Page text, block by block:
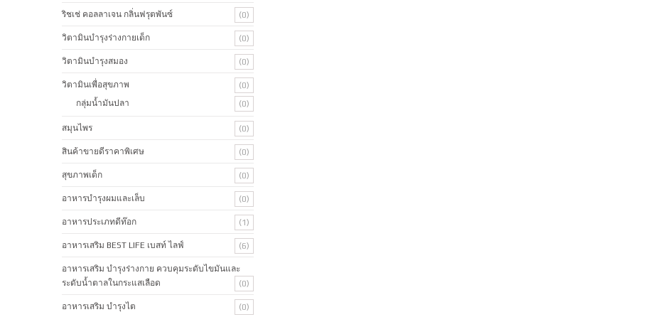
ริชเช่ คอลลาเจน กลิ่นฟรุตพันซ์ (0)
วิตามินบำรุงร่างกายเด็ก (0)
วิตามินบำรุงสมอง (0)
วิตามินเพื่อสุขภาพ
(0)
กลุ่มน้ำมันปลา
(0)
สมุนไพร (0)
สินค้าขายดีราคาพิเศษ (0)
สุขภาพเด็ก (0)
อาหารบำรุงผมและเล็บ (0)
อาหารประเภทดีท๊อก (1)
อาหารเสริม BEST LIFE เบสท์ ไลฟ์ (6)
อาหารเสริม บำรุงร่างกาย ควบคุมระดับไขมันและ
ระดับน้ำตาลในกระแสเลือด
(0)
อาหารเสริม บำรุงไต (0)